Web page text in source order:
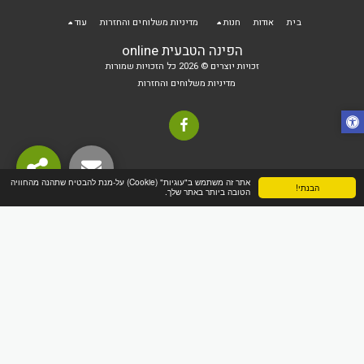
הבנתי!
אתר זה משתמש ב"עוגיות" (Cookie) על-מנת להבטיח שתהנה מהחוויה
הטובה ביותר באתר שלך.
הפינה הטבעית online
זכויות יוצרים © 2026 כל הזכויות שמורות
מדיניות משלוחים והחזרות
בית אודות חנות מדיניות משלוחים והחזרות עוד